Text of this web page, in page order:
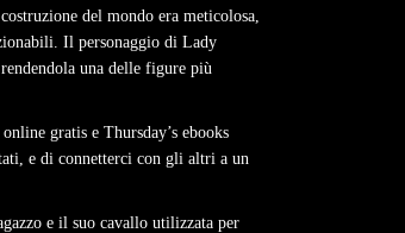
del mondo era meticolosa,
Il personaggio di Lady
una delle figure più
gratis e Thursday’s ebooks
e di connetterci con gli altri a un
e il suo cavallo utilizzata per